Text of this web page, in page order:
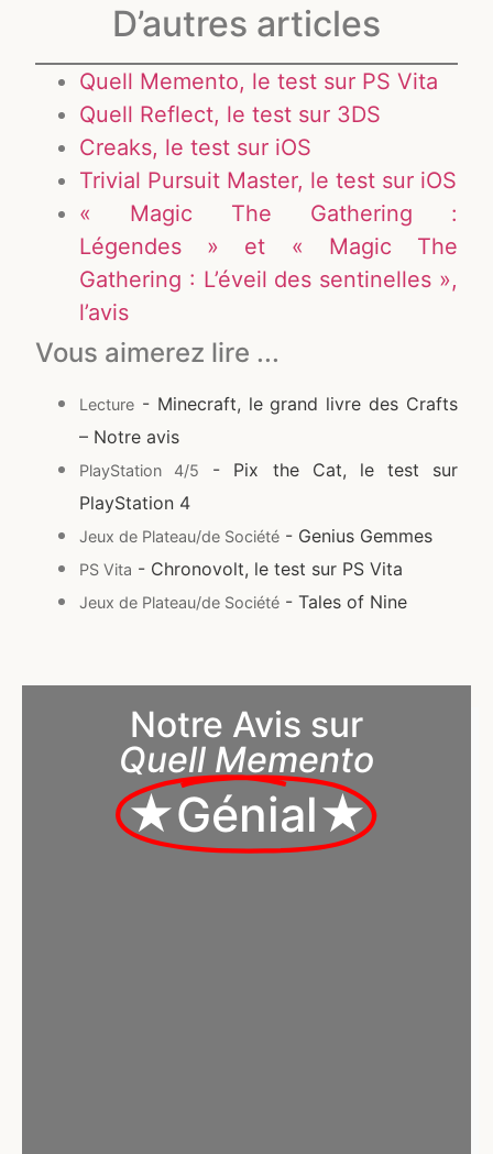
D’autres articles
Quell Memento, le test sur PS Vita
Quell Reflect, le test sur 3DS
Creaks, le test sur iOS
Trivial Pursuit Master, le test sur iOS
« Magic The Gathering :
Légendes » et « Magic The
Gathering : L’éveil des sentinelles »,
l’avis
Vous aimerez lire ...
Lecture - Minecraft, le grand livre des Crafts
– Notre avis
PlayStation 4/5
- Pix the Cat, le test sur
PlayStation 4
Jeux de Plateau/de Société - Genius Gemmes
PS Vita - Chronovolt, le test sur PS Vita
Jeux de Plateau/de Société - Tales of Nine
Notre Avis sur
Quell Memento
★Génial★